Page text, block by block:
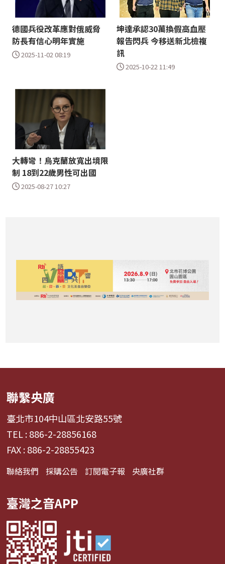
德國兵役改革應對俄威脅
防長有信心明年實施
2025-11-02 08:19
坤達承認30萬換假高血壓
報告閃兵 今移送新北檢複
訊
2025-10-22 11:49
大轉彎！烏克蘭放寬出境限
制 18到22歲男性可出國
2025-08-27 10:27
聯繫央廣
臺北市104中山區北安路55號
TEL : 886-2-28856168
FAX : 886-2-28855423
聯絡我們 採購公告 訂閱電子報 央廣社群
臺灣之音APP